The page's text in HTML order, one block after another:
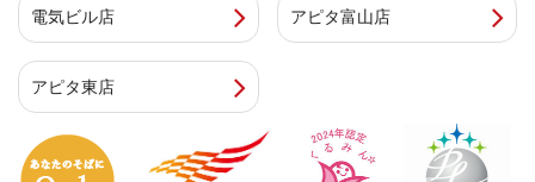
電気ビル店 アピタ富山店
アピタ東店